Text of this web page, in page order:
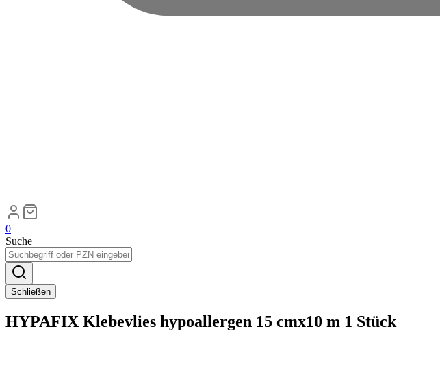
0
Suche
Schließen
HYPAFIX Klebevlies hypoallergen 15 cmx10 m 1 Stück